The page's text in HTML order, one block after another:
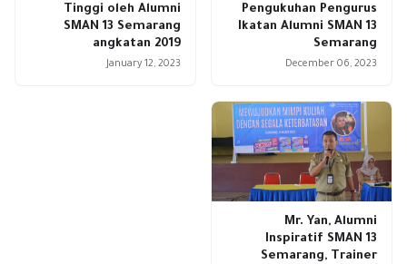
Pengukuhan Pengurus
Ikatan Alumni SMAN 13
Semarang
December 06, 2023
Tinggi oleh Alumni
SMAN 13 Semarang
angkatan 2019
January 12, 2023
Mr. Yan, Alumni
Inspiratif SMAN 13
Semarang, Trainer